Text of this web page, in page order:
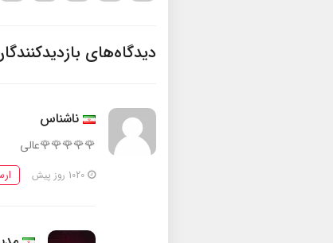
دیدگاه‌های
ناشناس
🌹🌹🌹🌹🌹عالی